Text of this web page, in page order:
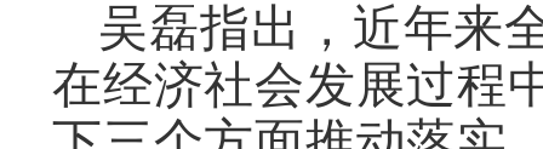
吴磊指出，近年来
在经济社会发展过程